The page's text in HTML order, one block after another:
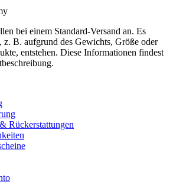
bei einem Standard-Versand an. Es
z. B. aufgrund des Gewichts, Größe oder
entstehen. Diese Informationen findest
Rückerstattungen